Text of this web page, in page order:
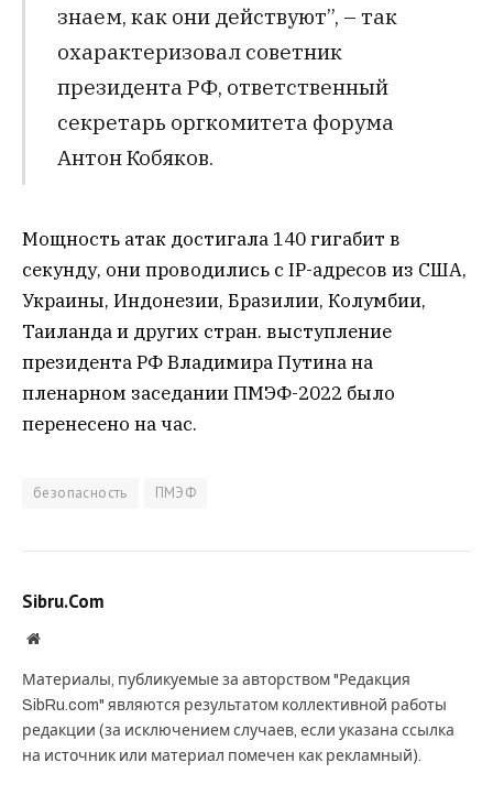
знаем, как они действуют”, – так
охарактеризовал советник
президента РФ, ответственный
секретарь оргкомитета форума
Антон Кобяков.
Мощность атак достигала 140 гигабит в
секунду, они проводились с IP-адресов из США,
Украины, Индонезии, Бразилии, Колумбии,
Таиланда и других стран. выступление
президента РФ Владимира Путина на
пленарном заседании ПМЭФ-2022 было
перенесено на час.
безопасность ПМЭФ
Sibru.Com
Website
Материалы, публикуемые за авторством "Редакция
SibRu.com" являются результатом коллективной работы
редакции (за исключением случаев, если указана ссылка
на источник или материал помечен как рекламный).